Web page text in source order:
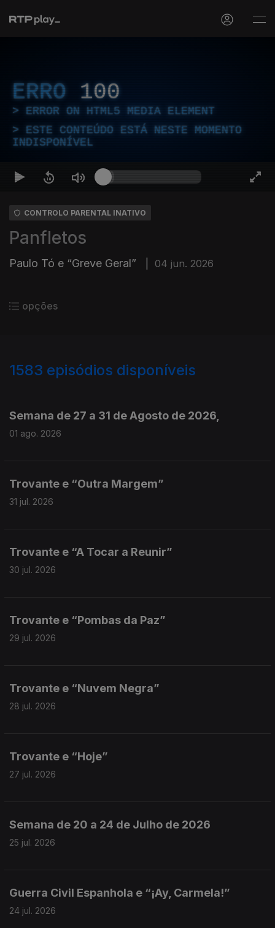
ERRO 100
ERROR ON HTML5 MEDIA ELEMENT
ESTE CONTEÚDO ESTÁ NESTE MOMENTO
INDISPONÍVEL
CONTROLO PARENTAL INATIVO
Panfletos
Paulo Tó e “Greve Geral” 04 jun. 2026
opções
1583 episódios disponíveis
Semana de 27 a 31 de Agosto de 2026,
01 ago. 2026
Trovante e “Outra Margem”
31 jul. 2026
Trovante e “A Tocar a Reunir”
30 jul. 2026
Trovante e “Pombas da Paz”
29 jul. 2026
Trovante e “Nuvem Negra”
28 jul. 2026
Trovante e “Hoje”
27 jul. 2026
Semana de 20 a 24 de Julho de 2026
25 jul. 2026
Guerra Civil Espanhola e “¡Ay, Carmela!”
24 jul. 2026